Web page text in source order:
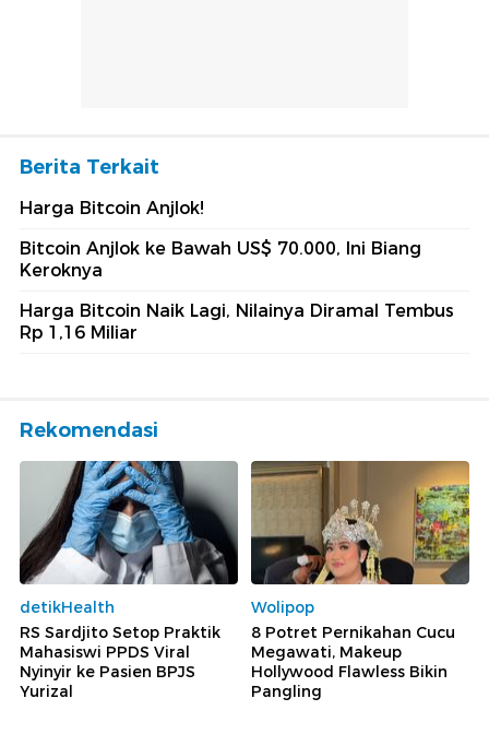
Berita Terkait
Harga Bitcoin Anjlok!
Bitcoin Anjlok ke Bawah US$ 70.000, Ini Biang
Keroknya
Harga Bitcoin Naik Lagi, Nilainya Diramal Tembus
Rp 1,16 Miliar
Rekomendasi
detikHealth
RS Sardjito Setop Praktik
Mahasiswi PPDS Viral
Nyinyir ke Pasien BPJS
Yurizal
Wolipop
8 Potret Pernikahan Cucu
Megawati, Makeup
Hollywood Flawless Bikin
Pangling